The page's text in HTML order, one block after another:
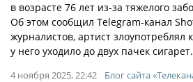
в возрасте 76 лет из-за тяжелого
Об этом сообщил Telegram-канал
журналистов, артист
у него уходило до двух пачек сигарет.
4 ноября 2025, 22:42 Блог сайта